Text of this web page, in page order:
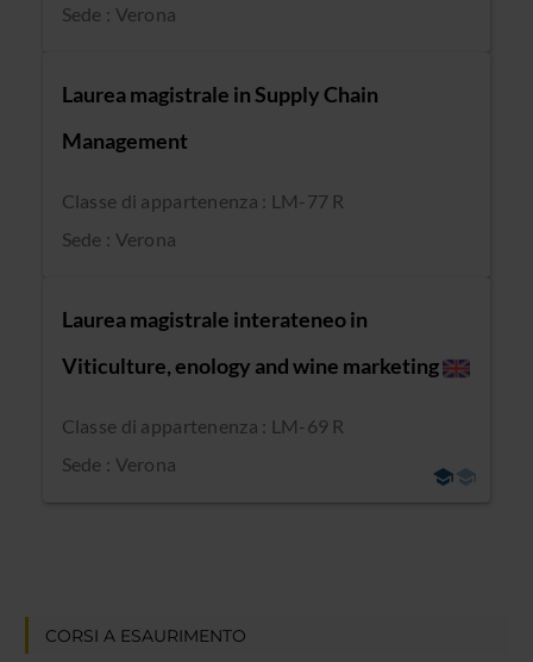
Sede : Verona
Laurea magistrale in Supply Chain
Management
Classe di appartenenza : LM-77 R
Sede : Verona
Laurea magistrale interateneo in
Viticulture, enology and wine marketing
Classe di appartenenza : LM-69 R
Sede : Verona
CORSI A ESAURIMENTO